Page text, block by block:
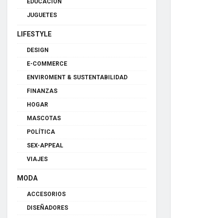
EDUCACIÓN
JUGUETES
LIFESTYLE
DESIGN
E-COMMERCE
ENVIROMENT & SUSTENTABILIDAD
FINANZAS
HOGAR
MASCOTAS
POLÍTICA
SEX-APPEAL
VIAJES
MODA
ACCESORIOS
DISEÑADORES